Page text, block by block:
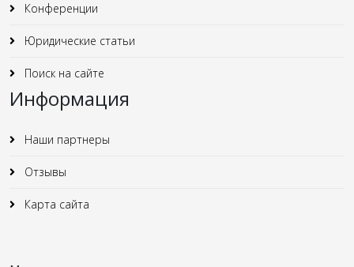
Конференции
Юридические статьи
Поиск на сайте
Информация
Наши партнеры
Отзывы
Карта сайта